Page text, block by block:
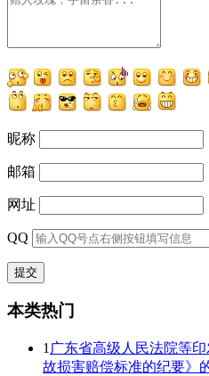
昵称
邮箱
网址
QQ
本类热门
1 广东省高级人民法院等
故损害赔偿标准的纪要》